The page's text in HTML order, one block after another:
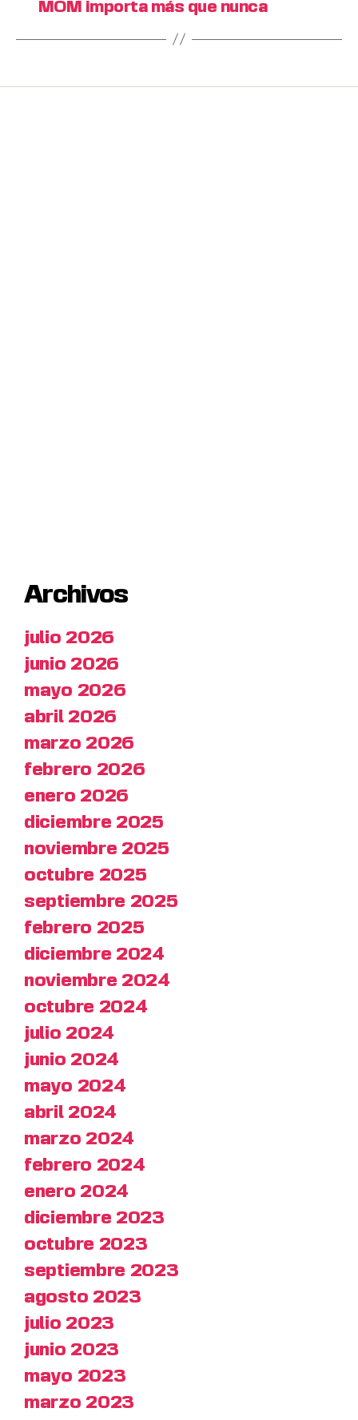
MOM importa más que nunca
Archivos
julio 2026
junio 2026
mayo 2026
abril 2026
marzo 2026
febrero 2026
enero 2026
diciembre 2025
noviembre 2025
octubre 2025
septiembre 2025
febrero 2025
diciembre 2024
noviembre 2024
octubre 2024
julio 2024
junio 2024
mayo 2024
abril 2024
marzo 2024
febrero 2024
enero 2024
diciembre 2023
octubre 2023
septiembre 2023
agosto 2023
julio 2023
junio 2023
mayo 2023
marzo 2023